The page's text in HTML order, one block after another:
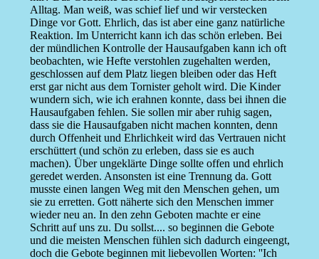
Alltag. Man weiß, was schief lief und wir verstecken
Dinge vor Gott. Ehrlich, das ist aber eine ganz natürliche
Reaktion. Im Unterricht kann ich das schön erleben. Bei
der mündlichen Kontrolle der Hausaufgaben kann ich oft
beobachten, wie Hefte verstohlen zugehalten werden,
geschlossen auf dem Platz liegen bleiben oder das Heft
erst gar nicht aus dem Tornister geholt wird. Die Kinder
wundern sich, wie ich erahnen konnte, dass bei ihnen die
Hausaufgaben fehlen. Sie sollen mir aber ruhig sagen,
dass sie die Hausaufgaben nicht machen konnten, denn
durch Offenheit und Ehrlichkeit wird das Vertrauen nicht
erschüttert (und schön zu erleben, dass sie es auch
machen). Über ungeklärte Dinge sollte offen und ehrlich
geredet werden. Ansonsten ist eine Trennung da. Gott
musste einen langen Weg mit den Menschen gehen, um
sie zu erretten. Gott näherte sich den Menschen immer
wieder neu an. In den zehn Geboten machte er eine
Schritt auf uns zu. Du sollst.... so beginnen die Gebote
und die meisten Menschen fühlen sich dadurch eingeengt,
doch die Gebote beginnen mit liebevollen Worten: ''Ich